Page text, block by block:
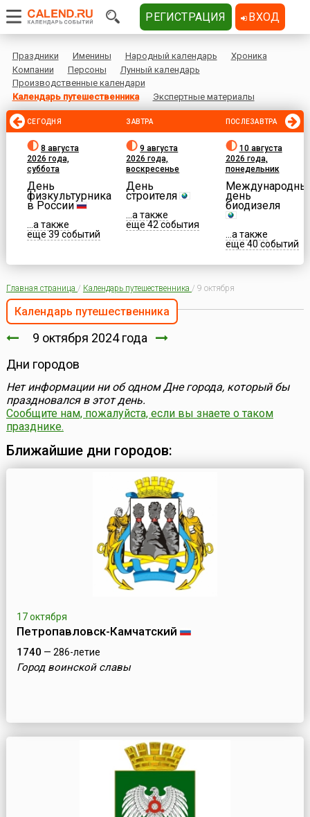
Праздники Именины Народный календарь
Хроника
Компании
Персоны
Лунный календарь
Производственные календари
Календарь путешественника
Экспертные материалы
СЕГОДНЯ
8 августа
2026 года,
суббота
День
физкультурника
в России
...а также
еще 39 событий
ЗАВТРА
9 августа
2026 года,
воскресенье
День
строителя
...а также
еще 42 события
ПОСЛЕЗАВТРА
10 августа
2026 года,
понедельник
день
биодизеля
...а также
еще 40 событий
Главная страница / Календарь путешественника / 9 октября
Календарь путешественника
9 октября 2024 года
Дни городов
Нет информации ни об одном Дне города, который бы
праздновался в этот день.
Сообщите нам, пожалуйста, если вы знаете о таком
празднике.
Ближайшие дни городов:
17 октября
Петропавловск-Камчатский
1740 — 286-летие
Город воинской славы
РЕГИСТРАЦИЯ ВХОД